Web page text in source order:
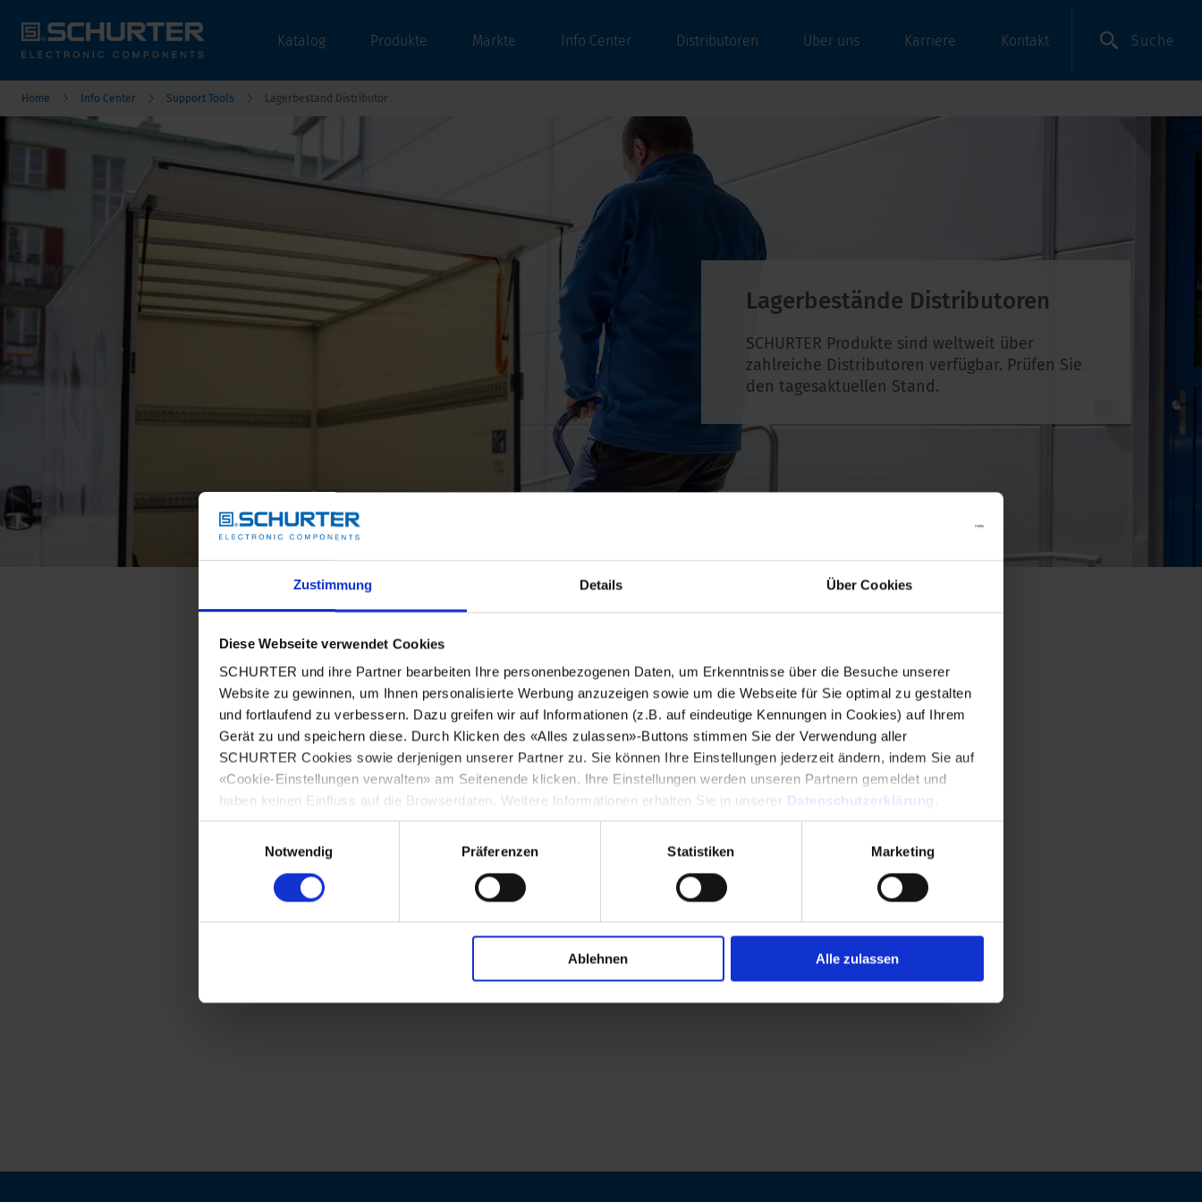
Zustimmung Details Über Cookies
Diese Webseite verwendet Cookies
SCHURTER und ihre Partner bearbeiten Ihre personenbezogenen Daten, um Erkenntnisse über die Besuche unserer
Website zu gewinnen, um Ihnen personalisierte Werbung anzuzeigen sowie um die Webseite für Sie optimal zu gestalten
und fortlaufend zu verbessern. Dazu greifen wir auf Informationen (z.B. auf eindeutige Kennungen in Cookies) auf Ihrem
Gerät zu und speichern diese. Durch Klicken des «Alles zulassen»-Buttons stimmen Sie der Verwendung aller
SCHURTER Cookies sowie derjenigen unserer Partner zu. Sie können Ihre Einstellungen jederzeit ändern, indem Sie auf
«Cookie-Einstellungen verwalten» am Seitenende klicken. Ihre Einstellungen werden unseren Partnern gemeldet und
haben keinen Einfluss auf die Browserdaten. Weitere Informationen erhalten Sie in unserer
Datenschutzerklärung
Notwendig
Präferenzen Statistiken Marketing
Ablehnen Alle zulassen
Katalog Produkte Märkte Info Center Distributoren Über uns Karriere Kontakt Suche
Home Info Center Support Tools Lagerbestand Distributor
Lagerbestände Distributoren
SCHURTER Produkte sind weltweit über
zahlreiche Distributoren verfügbar. Prüfen Sie
den tagesaktuellen Stand.